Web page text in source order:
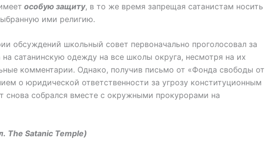
особую защиту, в то же время запрещая сатанистам носить
ими религию.
обсуждений школьный совет первоначально проголосовал за
на сатанинскую одежду на все школы округа, несмотря на их
комментарии. Однако, получив письмо от «Фонда свободы от
о юридической ответственности за угрозу конституционным
снова собрался вместе с окружными прокурорами на
The Satanic Temple)